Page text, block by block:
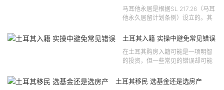
马耳他永居是根据SL 217.26（马耳
他永久居留计划条例）设立的。其
121 号法律公告，并随后根据2024
土耳其入籍 实操中避免常见错误
在土耳其购房入籍可能是一项明智
的投资，但一些常见的错误却可能
失。许多投资者轻信营销宣传或不
土耳其移民 选基金还是选房产